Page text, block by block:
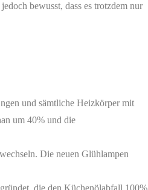
bewusst, dass es trotzdem nur
und sämtliche Heizkörper mit
um 40% und die
Die neuen Glühlampen
die den Küchenölabfall 100%